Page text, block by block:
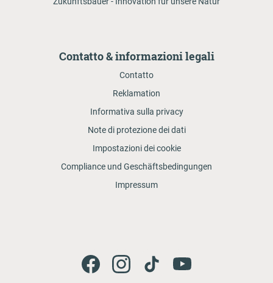
Contatto & informazioni legali
Contatto
Reklamation
Informativa sulla privacy
Note di protezione dei dati
Impostazioni dei cookie
Compliance und Geschäftsbedingungen
Impressum